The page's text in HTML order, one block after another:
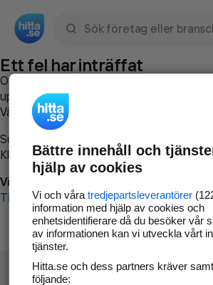
Ett fel har inträffat
Om du vill kan du
uppstod så att vi lättare och snabbare kan
Vänligen försök med följande:
Surfa till
Klicka påTillbaka-knappen i webbläsaren
Vi beklagar besväret!
Till startsidan
Bättre innehåll och
hjälp av cookies
Vi och våra tredjepartsleverantörer
information med hjälp av cookies och
enhetsidentifierare då du besöker vår
av informationen kan vi utveckla vårt
tjänster.
Hitta.se och dess partners kräver
följande: